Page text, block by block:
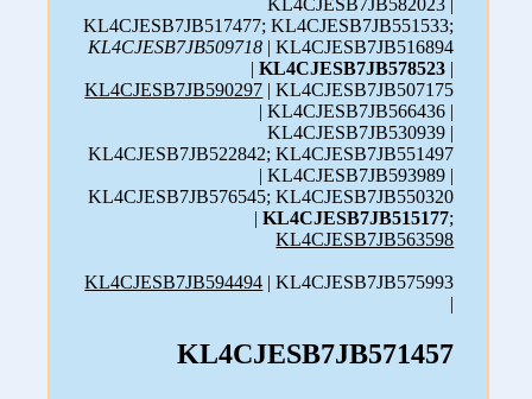
KL4CJESB7JB517477; KL4CJESB7JB551533;
KL4CJESB7JB509718 | KL4CJESB7JB516894
|KL4CJESB7JB578523 |
KL4CJESB7JB590297 | KL4CJESB7JB507175
| KL4CJESB7JB566436 |
KL4CJESB7JB530939 |
KL4CJESB7JB522842; KL4CJESB7JB551497
| KL4CJESB7JB593989 |
KL4CJESB7JB576545; KL4CJESB7JB550320
|KL4CJESB7JB515177;
KL4CJESB7JB563598
KL4CJESB7JB594494 | KL4CJESB7JB575993
|
KL4CJESB7JB571457